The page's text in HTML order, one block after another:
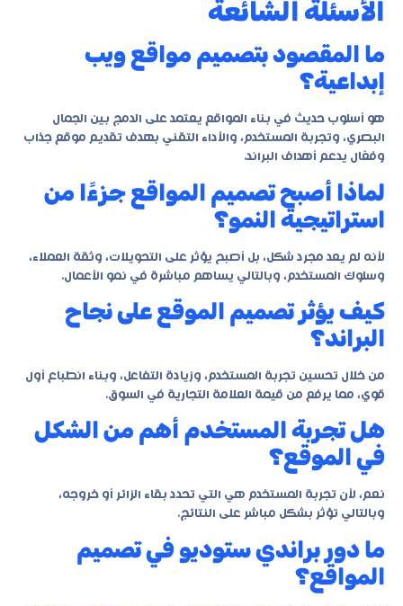
الأسئلة الشائعة
ما المقصود بتصميم مواقع ويب
إبداعية؟
هو أسلوب حديث في بناء المواقع يعتمد على الدمج بين الجمال
البصري، وتجربة المستخدم، والأداء التقني بهدف تقديم موقع جذاب
وفعّال يدعم أهداف البراند.
لماذا أصبح تصميم المواقع جزءًا من
استراتيجية النمو؟
لأنه لم يعد مجرد شكل، بل أصبح يؤثر على التحويلات، وثقة العملاء،
وسلوك المستخدم، وبالتالي يساهم مباشرة في نمو الأعمال.
كيف يؤثر تصميم الموقع على نجاح
البراند؟
من خلال تحسين تجربة المستخدم، وزيادة التفاعل، وبناء انطباع أول
قوي، مما يرفع من قيمة العلامة التجارية في السوق.
هل تجربة المستخدم أهم من الشكل
في الموقع؟
نعم، لأن تجربة المستخدم هي التي تحدد بقاء الزائر أو خروجه،
وبالتالي تؤثر بشكل مباشر على النتائج.
ما دور براندي ستوديو في تصميم
المواقع؟